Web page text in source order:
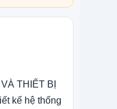
THIẾT BỊ
kế hệ thống